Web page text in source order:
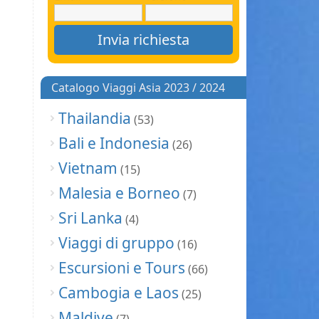
Catalogo Viaggi Asia 2023 / 2024
Thailandia (53)
Bali e Indonesia (26)
Vietnam (15)
Malesia e Borneo (7)
Sri Lanka (4)
Viaggi di gruppo (16)
Escursioni e Tours (66)
Cambogia e Laos (25)